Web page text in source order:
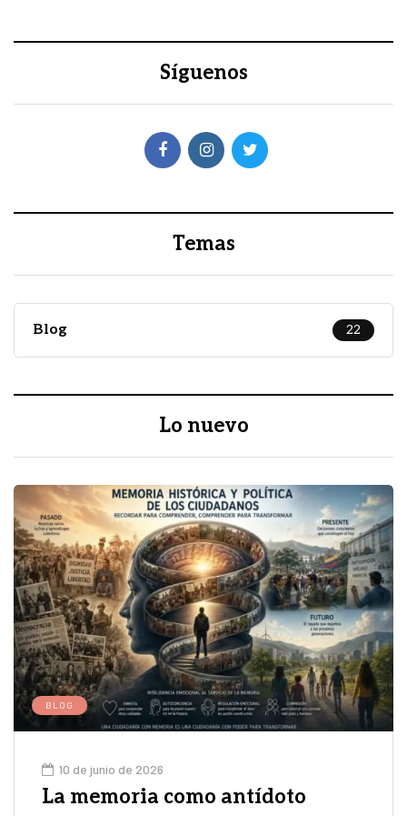
Síguenos
Temas
Blog 22
Lo nuevo
BLOG
10 de junio de 2026
La memoria como antídoto